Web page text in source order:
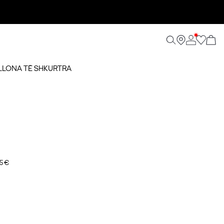
TË SHKURTRA
€